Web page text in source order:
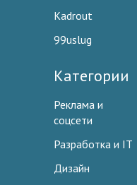
Kadrout
99uslug
Категории
Реклама и
соцсети
Разработка и IT
Дизайн